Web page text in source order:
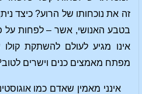
זה את נוכחותו של הרוע? כיצד
בטבע האנושי, אשר – לפחות על
אינו מגיע לעולם להשתקת
מפתח מאמצים כנים וישרים
אינני מאמין שאדם כמו